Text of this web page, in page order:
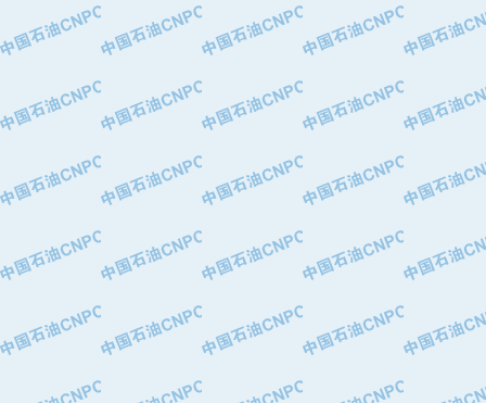
·中国石油天然气股份有限公司兰州石